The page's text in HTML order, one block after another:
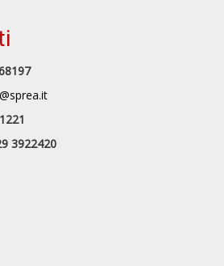
3922420